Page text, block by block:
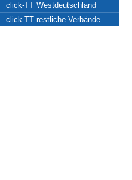
click-TT Westdeutschland
click-TT restliche Verbände